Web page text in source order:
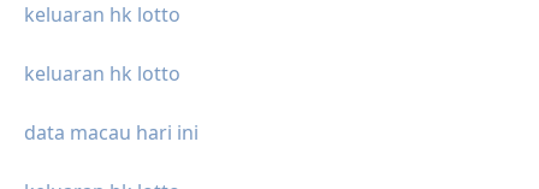
keluaran hk lotto
keluaran hk lotto
data macau hari ini